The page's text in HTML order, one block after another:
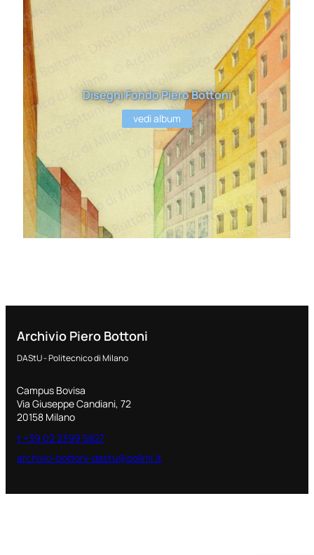
Disegni Fondo Piero Bottoni
vedi album
Archivio Piero Bottoni
DAStU - Politecnico di Milano
Campus Bovisa
Via Giuseppe Candiani, 72
20158 Milano
t +39 02 2399 5827
archivio-bottoni-dastu@polimi.it